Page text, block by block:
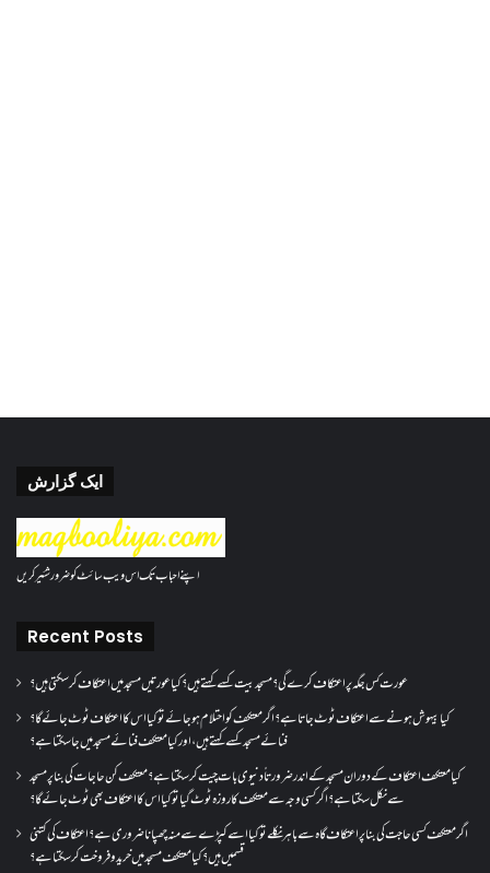
ایک گزارش
اپنے احباب تک اس ویب سائٹ کو ضرور شئیر کریں
Recent Posts
عورت کس جگہ پر اعتکاف کرے گی؟مسجد بیت کسے کہتے ہیں؟کیا عورتیں مسجد میں اعتکاف کر سکتی ہیں؟
کیا بیہوش ہونے سے اعتکاف ٹوٹ جاتا ہے؟ اگر معتکف کو احتلام ہو جائے تو کیا اس کا اعتکاف ٹوٹ جائے گا؟
فنائے مسجد کسے کہتے ہیں ، اور کیا معتکف فنائے مسجد میں جا سکتا ہے؟
کیا معتکف اعتکاف کے دوران مسجد کے اندر ضرورتاً دنیوی بات چیت کر سکتا ہے؟معتکف کن حاجات کی بنا پر مسجد
سے نکل سکتا ہے؟ اگر کسی وجہ سے معتکف کا روزہ ٹوٹ گیا تو کیا اس کا اعتکاف بھی ٹوٹ جائے گا؟
اگر معتکف کسی حاجت کی بنا پر اعتکاف گاہ سے باہر نکلے تو کیا اسے کپڑے سے منہ چھپانا ضروری ہے؟اعتکاف کی کتنی
قسمیں ہیں؟کیا معتکف مسجد میں خرید و فروخت کر سکتا ہے؟